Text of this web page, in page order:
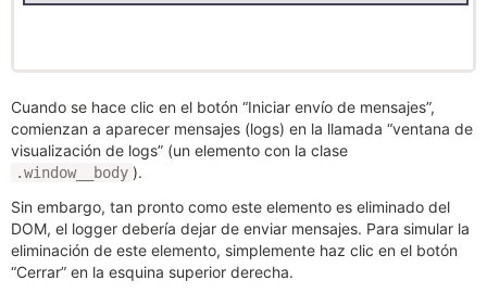
Cuando se hace clic en el botón “Iniciar envío de mensajes”,
comienzan a aparecer mensajes (logs) en la llamada “ventana de
visualización de logs” (un elemento con la clase
.window__body ).
Sin embargo, tan pronto como este elemento es eliminado del
DOM, el logger debería dejar de enviar mensajes. Para simular la
eliminación de este elemento, simplemente haz clic en el botón
“Cerrar” en la esquina superior derecha.